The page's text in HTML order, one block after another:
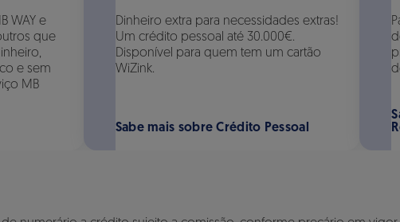
WAY e
que
e sem
MB
Dinheiro extra para necessidades extras!
Um crédito pessoal até 30.000€.
Disponível para quem tem um cartão
WiZink.
Sabe mais sobre Crédito Pessoal